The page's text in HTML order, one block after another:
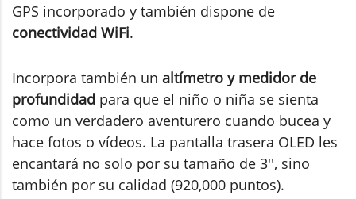
GPS incorporado y también dispone de
conectividad WiFi.
Incorpora también un altímetro y medidor de
profundidad para que el niño o niña se sienta
como un verdadero aventurero cuando bucea y
hace fotos o vídeos. La pantalla trasera OLED les
encantará no solo por su tamaño de 3'', sino
también por su calidad (920,000 puntos).